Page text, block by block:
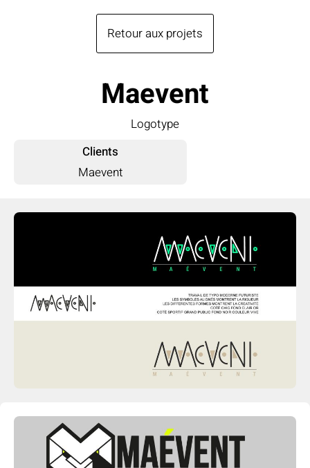
Retour aux projets
Maevent
Logotype
Clients
Maevent